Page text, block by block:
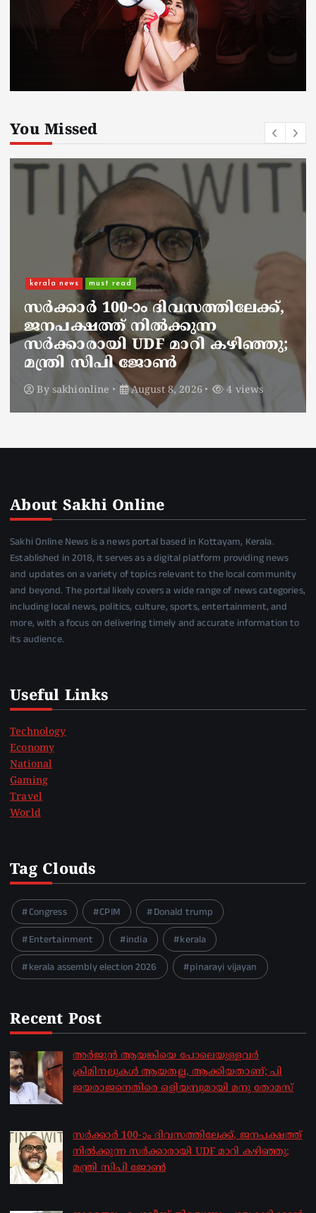
You Missed
നാടെങ്ങും പൊലീസ് തിരയുന്നു,
ചായകുടിക്കാൻ എടപ്പാളിലെത്തി
അർജുൻ ആയങ്കി;
സഞ്ചരിക്കുന്നത് വാഹനങ്ങൾ
മാറ്റി
By sakhionline August 8, 2026 6 views
About Sakhi Online
Sakhi Online News is a news portal based in Kottayam, Kerala.
Established in 2018, it serves as a digital platform providing news
and updates on a variety of topics relevant to the local community
and beyond. The portal likely covers a wide range of news categories,
including local news, politics, culture, sports, entertainment, and
more, with a focus on delivering timely and accurate information to
its audience.
Useful Links
Technology
Economy
National
Gaming
Travel
World
Tag Clouds
Congress CPIM
Donald trump
Entertainment
india
kerala
kerala assembly election 2026
pinarayi vijayan
Recent Post
അർജുൻ ആയങ്കിയെ പോലെയുള്ളവർ
ക്രിമിനലുകൾ ആയതല്ല, ആക്കിയതാണ്; പി
ജയരാജനെതിരെ ഒളിയമ്പുമായി മനു തോമസ്
സർക്കാർ 100-ാം ദിവസത്തിലേക്ക്, ജനപക്ഷത്ത്
നിൽക്കുന്ന സർക്കാരായി UDF മാറി കഴിഞ്ഞു;
മന്ത്രി സിപി ജോൺ